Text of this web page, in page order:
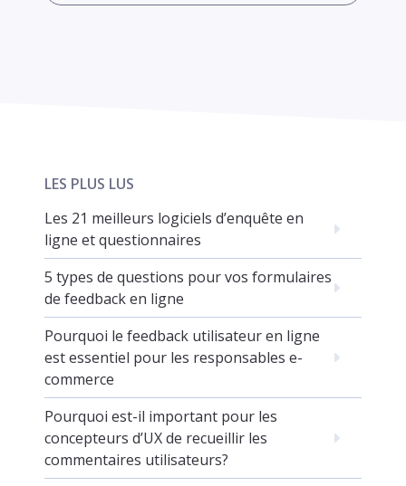
LES PLUS LUS
Les 21 meilleurs logiciels d’enquête en
ligne et questionnaires
5 types de questions pour vos formulaires
de feedback en ligne
Pourquoi le feedback utilisateur en ligne
est essentiel pour les responsables e-
commerce
Pourquoi est-il important pour les
concepteurs d’UX de recueillir les
commentaires utilisateurs?